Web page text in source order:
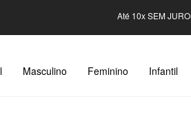
Até 10x SEM
Masculino Feminino Infantil